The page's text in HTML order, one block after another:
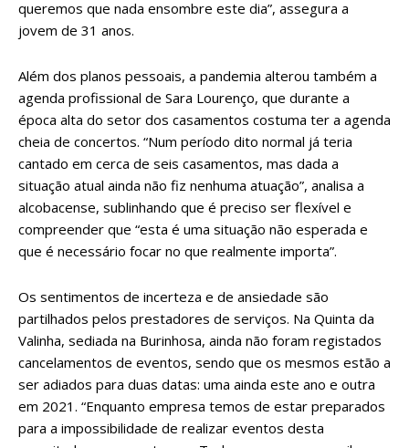
queremos que nada ensombre este dia”, assegura a
jovem de 31 anos.
Além dos planos pessoais, a pandemia alterou também a
agenda profissional de Sara Lourenço, que durante a
época alta do setor dos casamentos costuma ter a agenda
cheia de concertos. “Num período dito normal já teria
cantado em cerca de seis casamentos, mas dada a
situação atual ainda não fiz nenhuma atuação”, analisa a
alcobacense, sublinhando que é preciso ser flexível e
compreender que “esta é uma situação não esperada e
que é necessário focar no que realmente importa”.
Os sentimentos de incerteza e de ansiedade são
partilhados pelos prestadores de serviços. Na Quinta da
Valinha, sediada na Burinhosa, ainda não foram registados
cancelamentos de eventos, sendo que os mesmos estão a
ser adiados para duas datas: uma ainda este ano e outra
em 2021. “Enquanto empresa temos de estar preparados
para a impossibilidade de realizar eventos desta